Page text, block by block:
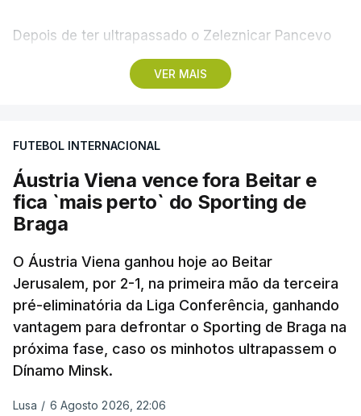
VER MAIS
Depois de ter ultrapassado o Zeleznicar Pancevo
na segunda pré-eliminatória de acesso à fase de
liga da Liga Conferência, caso elimine Dínamo de
ao facto de a Bielorrússia ser aliada da Rússia - o
Sporting de Braga irá defrontar no play-off o
vencedor da eliminatória entre Beitar e Áustria
Viena.
FUTEBOL INTERNACIONAL
Áustria Viena vence fora Beitar e
fica `mais perto` do Sporting de
Braga
O Áustria Viena ganhou hoje ao Beitar
Jerusalem, por 2-1, na primeira mão da terceira
pré-eliminatória da Liga Conferência, ganhando
vantagem para defrontar o Sporting de Braga na
próxima fase, caso os minhotos ultrapassem o
Dínamo Minsk.
Lusa / 6 Agosto 2026, 22:06